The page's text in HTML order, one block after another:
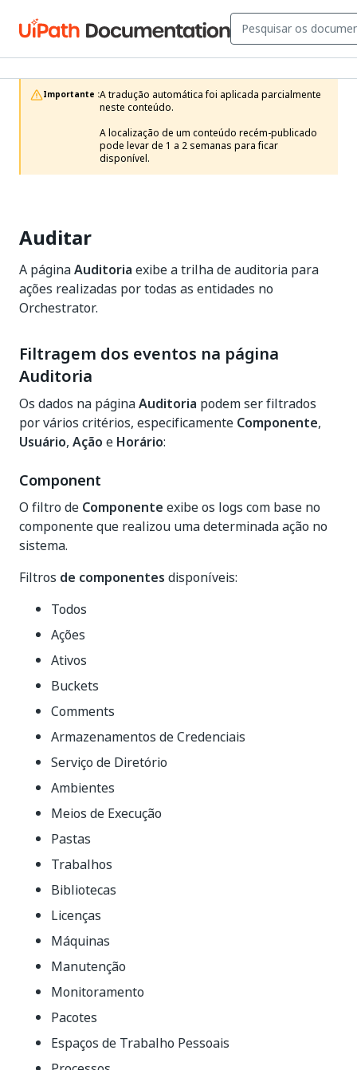
Importante :A tradução automática foi aplicada parcialmente
neste conteúdo.
A localização de um conteúdo recém-publicado
pode levar de 1 a 2 semanas para ficar
disponível.
Auditar
A páginaAuditoria exibe a trilha de auditoria para
ações realizadas por todas as entidades no
Orchestrator.
Filtragem dos eventos na página
Auditoria
Os dados na páginaAuditoria podem ser filtrados
por vários critérios, especificamente Componente,
Usuário, Ação e Horário:
Component
O filtro de Componente exibe os logs com base no
componente que realizou uma determinada ação no
sistema.
Filtros de componentes disponíveis:
Todos
Ações
Ativos
Buckets
Comments
Armazenamentos de Credenciais
Serviço de Diretório
Ambientes
Meios de Execução
Pastas
Trabalhos
Bibliotecas
Licenças
Máquinas
Manutenção
Monitoramento
Pacotes
Espaços de Trabalho Pessoais